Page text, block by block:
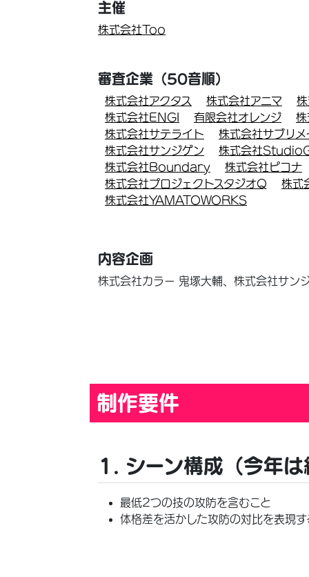
主催
株式会社Too
審査企業（50音順）
株式会社アクタス 株式会社アニマ
株式会社ENGI
有限会社オレンジ
株
株式会社サテライト
株式会社サブリメ
株式会社サンジゲン
株式会社
株式会社Boundary
株式会社ピコナ
株式会社プロジェクトスタジオQ
株式
株式会社YAMATOWORKS
内容企画
株式会社カラー 鬼塚大輔、株式会社サン
制作要件
1. シーン構成（今年
最低2つの技の攻防を含むこと
体格差を活かした攻防の対比を表現す